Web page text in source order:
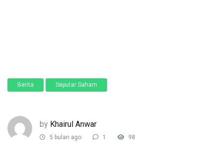
Berita Seputar Saham
by Khairul Anwar
5 bulan ago 1 98